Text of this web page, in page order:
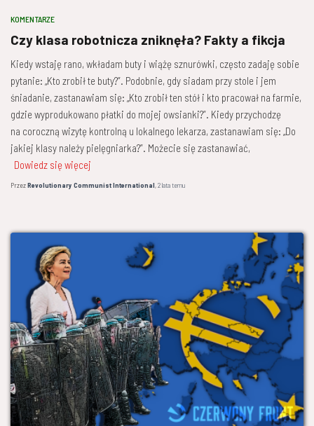
KOMENTARZE
Czy klasa robotnicza zniknęła? Fakty a fikcja
Kiedy wstaję rano, wkładam buty i wiążę sznurówki, często zadaję sobie
pytanie: „Kto zrobił te buty?”. Podobnie, gdy siadam przy stole i jem
śniadanie, zastanawiam się: „Kto zrobił ten stół i kto pracował na farmie,
gdzie wyprodukowano płatki do mojej owsianki?”. Kiedy przychodzę
na coroczną wizytę kontrolną u lokalnego lekarza, zastanawiam się: „Do
jakiej klasy należy pielęgniarka?”. Możecie się zastanawiać,
Dowiedz się więcej
PrzezRevolutionary Communist International,2 latatemu